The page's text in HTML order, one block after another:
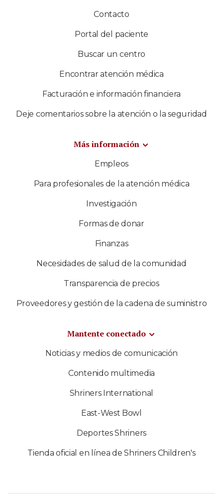
Contacto
Portal del paciente
Buscar un centro
Encontrar atención médica
Facturación e información financiera
Deje comentarios sobre la atención o la seguridad
Más información
Empleos
Para profesionales de la atención médica
Investigación
Formas de donar
Finanzas
Necesidades de salud de la comunidad
Transparencia de precios
Proveedores y gestión de la cadena de suministro
Mantente conectado
Noticias y medios de comunicación
Contenido multimedia
Shriners International
East-West Bowl
Deportes Shriners
Tienda oficial en línea de Shriners Children's